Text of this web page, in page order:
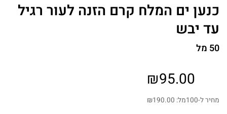
כנען ים המלח קרם הזנה לעור רגיל
עד יבש
50 מל
₪95.00
מחיר ל-100מל: ₪190.00